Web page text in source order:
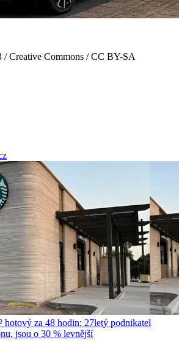
Creative Commons / CC BY-SA
hotový za 48 hodin: 27letý podnikatel
jsou o 30 % levnější